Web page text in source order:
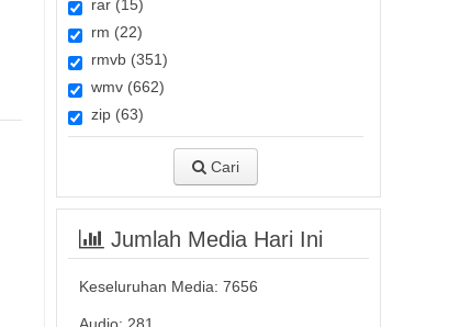
rar (15)
rm (22)
rmvb (351)
wmv (662)
zip (63)
Cari
Jumlah Media Hari Ini
Keseluruhan Media: 7656